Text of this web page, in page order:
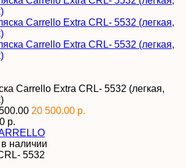
Carrello Extra CRL- 5532 (легкая,
20 500.00 р.
р.
в наличии
5532